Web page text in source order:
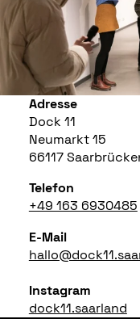
Adresse
Dock 11
Neumarkt 15
66117
Telefon
+49 163 6930485
E-Mail
Instagram
dock11.saarland